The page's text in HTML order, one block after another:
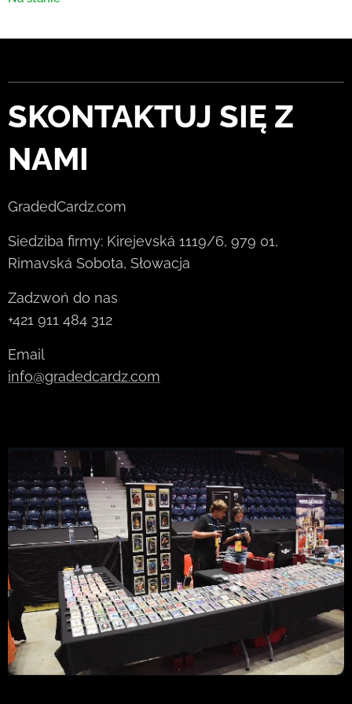
SKONTAKTUJ SIĘ Z
NAMI
GradedCardz.com
Siedziba firmy: Kirejevská 1119/6, 979 01,
Rimavská Sobota, Słowacja
Zadzwoń do nas
+421 911 484 312
Email
info@gradedcardz.com